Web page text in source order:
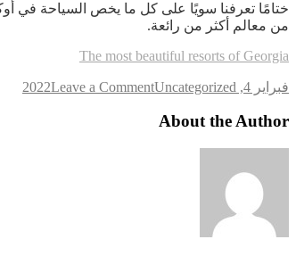
ختامًا تعرفنا سويًا على كل ما يخص السياحة في
من معالم أكثر من رائعة.
The most beautiful resorts of Georgia
فبراير 4, 2022 Leave a Comment
onUncategorized
About the Author